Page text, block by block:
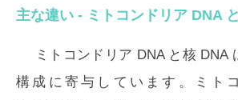
主な違い - ミトコンドリア DNA
ミトコンドリア DNA と核 DNA
構成に寄与しています。ミト